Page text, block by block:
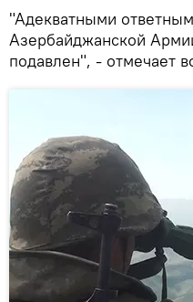
"Адекватными
Азербайджанской
подавлен", - отмечает